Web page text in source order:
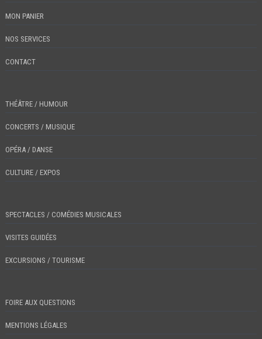
MON PANIER
NOS SERVICES
CONTACT
THÉÂTRE / HUMOUR
CONCERTS / MUSIQUE
OPÉRA / DANSE
CULTURE / EXPOS
SPECTACLES / COMÉDIES MUSICALES
VISITES GUIDÉES
EXCURSIONS / TOURISME
FOIRE AUX QUESTIONS
MENTIONS LÉGALES